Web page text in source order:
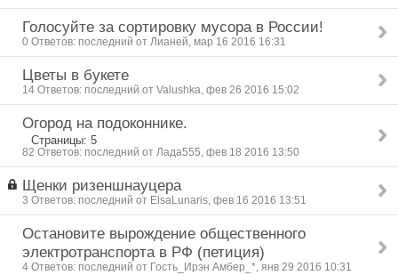
Голосуйте за сортировку мусора в России!
0 Ответов: последний от Лианей, мар 16 2016 16:31
Цветы в букете
14 Ответов: последний от Valushka, фев 26 2016 15:02
Огород на подоконнике.
Страницы: 5
82 Ответов: последний от Лада555, фев 18 2016 13:50
Щенки ризеншнауцера
3 Ответов: последний от ElsaLunaris, фев 16 2016 13:51
Остановите вырождение общественного
электротранспорта в РФ (петиция)
4 Ответов: последний от Гость_Ирэн Амбер_*, янв 29 2016 10:31